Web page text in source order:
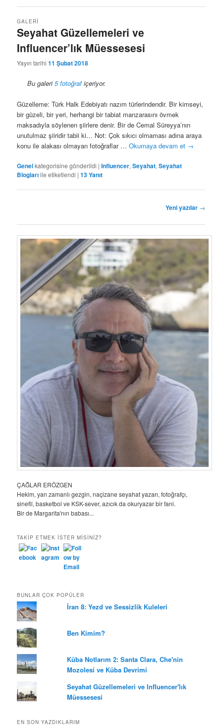
Seyahat Güzellemeleri ve
Influencer’lık Müessesesi
GALERI
Yayın tarihi11 Şubat 2018
Bu galeri5 fotoğrafiçeriyor.
Güzelleme: Türk Halk Edebiyatı nazım türlerindendir. Bir kimseyi,
bir güzeli, bir yeri, herhangi bir tabiat manzarasını övmek
maksadıyla söylenen şiirlere denir. Bir de Cemal Süreyya’nın
unutulmaz şiiridir tabii ki… Not: Çok sıkıcı olmaması adına araya
konu ile alakası olmayan fotoğraflar …Okumaya devam et →
Genelkategorisine gönderildi |Influencer,Seyahat,Seyahat
Bloglarıile etiketlendi |13Yanıt
Yeni yazılar →
ÇAĞLAR ERÖZGEN
Hekim, yarı zamanlı gezgin, naçizane seyahat yazarı, fotoğrafçı,
sinefil, basketbol ve KSK-sever, azıcık da okuryazar bir fani.
Bir de Margarita'nın babası...
TAKIP ETMEK ISTER MISINIZ?
BUNLAR ÇOK POPÜLER
İran 8: Yezd ve Sessizlik Kuleleri
Ben Kimim?
Küba Notlarım 2: Santa Clara, Che'nin
Mozolesi ve Küba Devrimi
Seyahat Güzellemeleri ve Influencer'lık
Müessesesi
EN SON YAZDIKLARIM